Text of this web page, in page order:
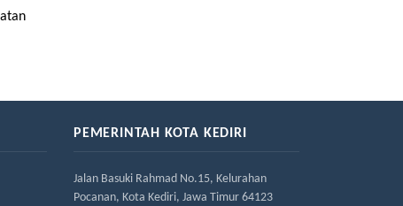
PEMERINTAH KOTA KEDIRI
Jalan Basuki Rahmad No.15, Kelurahan
Pocanan, Kota Kediri, Jawa Timur 64123